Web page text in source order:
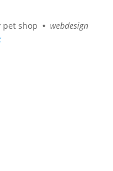
pet shop • webdesign